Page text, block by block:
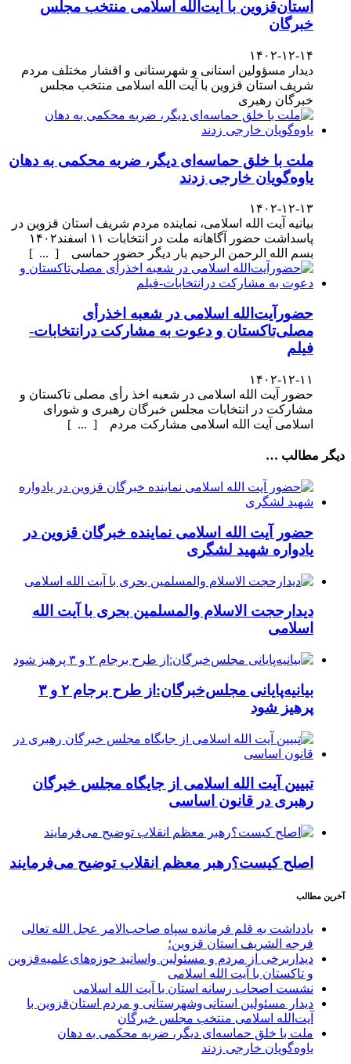
استان‌قزوین با آیت‌الله‌ اسلامی منتخب مجلس‌
خبرگان
۱۴۰۲-۱۲-۱۴
دیدار مسؤولین استانی و شهرستانی و اقشار مختلف مردم
شریف استان قزوین با آیت الله اسلامی منتخب مجلس
خبرگان رهبری
ملت با خلق حماسه‌ای دیگر، ضربه محکمی به دهان
یاوه‌گویان خارجی زدند
۱۴۰۲-۱۲-۱۳
بیانیه آیت الله اسلامی، نماینده مردم شریف استان قزوین در
پاسداشت حضور آگاهانه ملت در انتخابات ۱۱ اسفند۱۴۰۲
بسم الله الرحمن الرحیم بار دیگر حضور حماسی [ ... ]
حضورآیت‌الله اسلامی در شعبه اخذرأی
مصلی‌تاکستان و دعوت به مشارکت درانتخابات-
فیلم
۱۴۰۲-۱۲-۱۱
حضور آیت الله اسلامی در شعبه اخذ رأی مصلی تاکستان و
مشارکت در انتخابات مجلس خبرگان رهبری و شورای
اسلامی آیت الله اسلامی مشارکت مردم [ ... ]
دیگر مطالب …
حضور آیت الله اسلامی نماینده خبرگان قزوین در
یادواره شهید لشگری
دیدارحجت الاسلام والمسلمین بحری با آیت الله
اسلامی
بیانیه‌پایانی مجلس‌خبرگان:از طرح برجام ۲ و ۳
پرهیز شود
تبیین آیت الله اسلامی از جایگاه مجلس خبرگان
رهبری در قانون اساسی
اصلح کیست؟رهبر معظم انقلاب توضیح می‌فرمایند
آخرین مطالب
یادداشت به قلم فرمانده سپاه صاحب‌الامر عجل الله تعالی
فرجه الشریف استان قزوین؛
دیداربرخی از مردم و مسئولین واساتید حوزه‌های‌علمیه‌قزوین
و تاکستان با آیت الله اسلامی
نشست اصحاب رسانه استان با آیت الله اسلامی
دیدار مسئولین استانی‌وشهرستانی و مردم‌ استان‌قزوین با
آیت‌الله‌ اسلامی منتخب مجلس‌ خبرگان
ملت با خلق حماسه‌ای دیگر، ضربه محکمی به دهان
یاوه‌گویان خارجی زدند